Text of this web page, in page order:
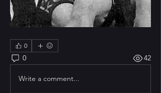
0
0 42
Write a comment...